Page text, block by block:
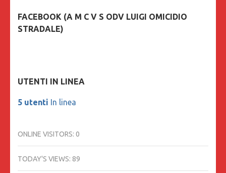
FACEBOOK (A M C V S ODV LUIGI OMICIDIO
STRADALE)
UTENTI IN LINEA
5 utenti In linea
ONLINE VISITORS: 0
TODAY'S VIEWS: 89